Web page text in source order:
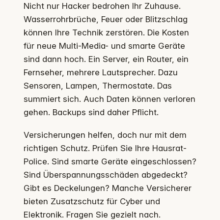
Nicht nur Hacker bedrohen Ihr Zuhause.
Wasserrohrbrüche, Feuer oder Blitzschlag
können Ihre Technik zerstören. Die Kosten
für neue Multi-Media- und smarte Geräte
sind dann hoch. Ein Server, ein Router, ein
Fernseher, mehrere Lautsprecher. Dazu
Sensoren, Lampen, Thermostate. Das
summiert sich. Auch Daten können verloren
gehen. Backups sind daher Pflicht.
Versicherungen helfen, doch nur mit dem
richtigen Schutz. Prüfen Sie Ihre Hausrat-
Police. Sind smarte Geräte eingeschlossen?
Sind Überspannungsschäden abgedeckt?
Gibt es Deckelungen? Manche Versicherer
bieten Zusatzschutz für Cyber und
Elektronik. Fragen Sie gezielt nach.